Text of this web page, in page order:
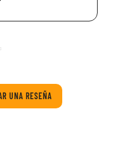
UNA RESEÑA